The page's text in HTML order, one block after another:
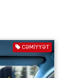
CƏMIYYƏT